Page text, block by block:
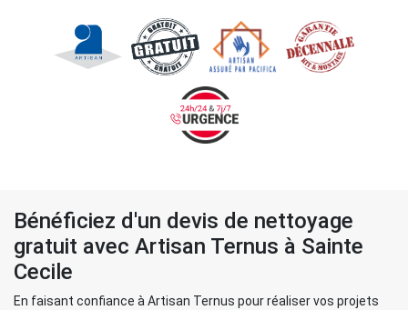
Bénéficiez d'un devis de nettoyage
gratuit avec Artisan Ternus à Sainte
Cecile
En faisant confiance à Artisan Ternus pour réaliser vos projets